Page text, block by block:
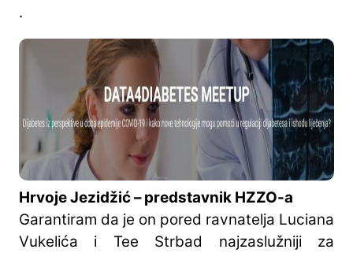
.
Hrvoje Jezidžić – predstavnik HZZO-a
Garantiram da je on pored ravnatelja Luciana
Vukelića i Tee Strbad najzaslužniji za